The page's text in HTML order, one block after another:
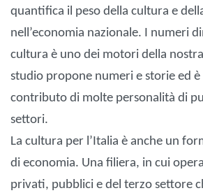
quantifica il peso della cultura e
nell’economia nazionale. I numeri
cultura è uno dei motori della
studio propone numeri e storie ed è
contributo di molte personalità di
settori.
La cultura per l’Italia è anche un
di economia. Una filiera, in cui
privati, pubblici e del terzo settore